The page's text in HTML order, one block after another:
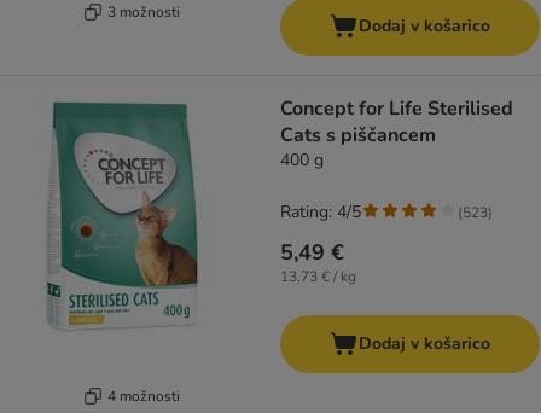
3 možnosti
Dodaj v košarico
4 možnosti
Concept for Life Sterilised
Cats s piščancem
400 g
5,49 €
13,73 € / kg
Rating: 4/5 (523)
Dodaj v košarico